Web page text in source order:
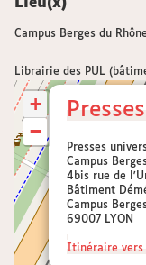
Lieu(x)
Campus Berges du Rhône
Librairie des PUL
Presses
Campus
4bis rue de
Bâtiment
Campus
69007 LYON
Itinéraire vers
+
−